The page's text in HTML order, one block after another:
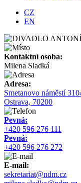
CZ
EN
Kontaktní osoba:
Milena Sladká
Adresa:
Smetanovo náměstí
Ostrava, 70200
Pevná:
+420 596 276 111
Pevná:
+420 596 276 272
E-mail:
sekretariat@ndm.cz